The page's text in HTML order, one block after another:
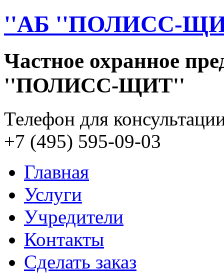
''АБ ''ПОЛИСС-
Частное охранное
''ПОЛИСС-ЩИТ''
Телефон для
+7 (495) 595-09-03
Главная
Услуги
Учредители
Контакты
Сделать заказ